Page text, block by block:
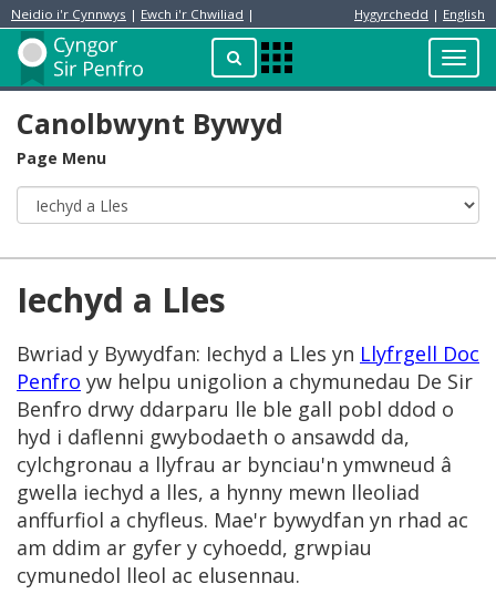
Neidio i'r Cynnwys | Ewch i'r Chwiliad | Hygyrchedd | English
ChwilioApps
Menu
Preswylydd
Canolbwynt Bywyd
Page Menu
Iechyd a Lles
Bwriad y Bywydfan: Iechyd a Lles yn Llyfrgell Doc
Penfro yw helpu unigolion a chymunedau De Sir
Benfro drwy ddarparu lle ble gall pobl ddod o
hyd i daflenni gwybodaeth o ansawdd da,
cylchgronau a llyfrau ar bynciau'n ymwneud â
gwella iechyd a lles, a hynny mewn lleoliad
anffurfiol a chyfleus. Mae'r bywydfan yn rhad ac
am ddim ar gyfer y cyhoedd, grwpiau
cymunedol lleol ac elusennau.